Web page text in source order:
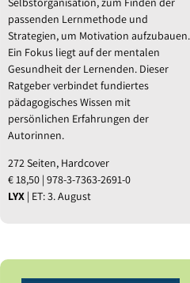
passenden Lernmethode und
Strategien, um Motivation aufzubauen.
Ein Fokus liegt auf der mentalen
Gesundheit der Lernenden. Dieser
Ratgeber verbindet fundiertes
pädagogisches Wissen mit
persönlichen Erfahrungen der
Autorinnen.
272 Seiten, Hardcover
€ 18,50 | 978-3-7363-2691-0
LYX | ET: 3. August